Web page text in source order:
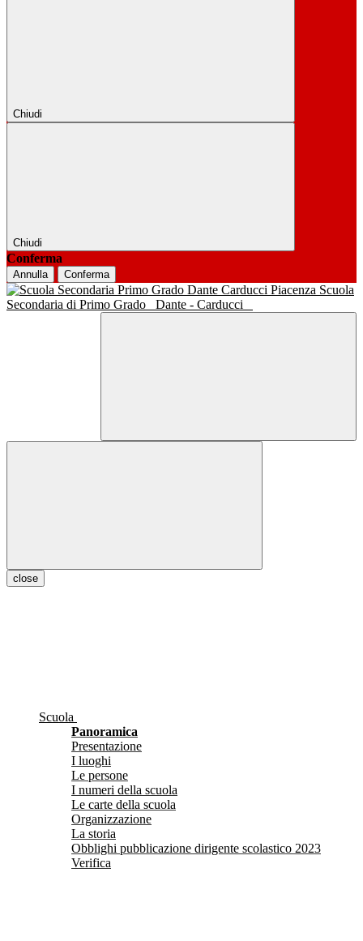
Chiudi
Chiudi
Conferma
Annulla Conferma
Scuola
Secondaria di Primo Grado
Dante - Carducci
close
Scuola
Panoramica
Presentazione
I luoghi
Le persone
I numeri della scuola
Le carte della scuola
Organizzazione
La storia
Obblighi pubblicazione dirigente scolastico 2023
Verifica